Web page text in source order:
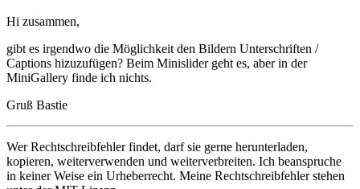
Hi zusammen,
gibt es irgendwo die Möglichkeit den Bildern Unterschriften /
Captions hizuzufügen? Beim Minislider geht es, aber in der
MiniGallery finde ich nichts.
Gruß Bastie
Wer Rechtschreibfehler findet, darf sie gerne herunterladen,
kopieren, weiterverwenden und weiterverbreiten. Ich beanspruche
in keiner Weise ein Urheberrecht. Meine Rechtschreibfehler stehen